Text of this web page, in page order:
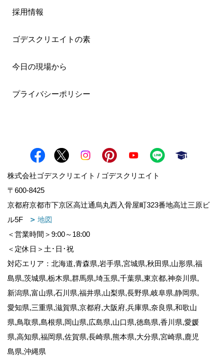
採用情報
ゴデスクリエイトの素
今日の現場から
プライバシーポリシー
株式会社ゴデスクリエイト / ゴデスクリエイト
〒600-8425
京都府京都市下京区高辻通烏丸西入骨屋町323番地高辻三原ビ
ル5F
地図
＜営業時間＞9:00～18:00
＜定休日＞土･日･祝
対応エリア：北海道,青森県,岩手県,宮城県,秋田県,山形県,福
島県,茨城県,栃木県,群馬県,埼玉県,千葉県,東京都,神奈川県,
新潟県,富山県,石川県,福井県,山梨県,長野県,岐阜県,静岡県,
愛知県,三重県,滋賀県,京都府,大阪府,兵庫県,奈良県,和歌山
県,鳥取県,島根県,岡山県,広島県,山口県,徳島県,香川県,愛媛
県,高知県,福岡県,佐賀県,長崎県,熊本県,大分県,宮崎県,鹿児
島県,沖縄県